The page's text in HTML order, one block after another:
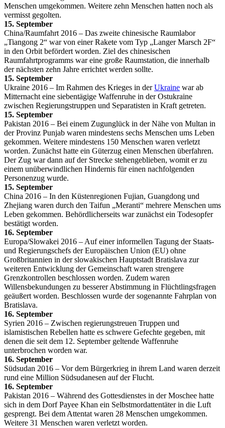
Menschen umgekommen. Weitere zehn Menschen hatten noch als
vermisst gegolten.
15. September
China/Raumfahrt 2016 – Das zweite chinesische Raumlabor
„Tiangong 2“ war von einer Rakete vom Typ „Langer Marsch 2F“
in den Orbit befördert worden. Ziel des chinesischen
Raumfahrtprogramms war eine große Raumstation, die innerhalb
der nächsten zehn Jahre errichtet werden sollte.
15. September
Ukraine 2016 – Im Rahmen des Krieges in derUkraine war ab
Mitternacht eine siebentägige Waffenruhe in der Ostukraine
zwischen Regierungstruppen und Separatisten in Kraft getreten.
15. September
Pakistan 2016 – Bei einem Zugunglück in der Nähe von Multan in
der Provinz Punjab waren mindestens sechs Menschen ums Leben
gekommen. Weitere mindestens 150 Menschen waren verletzt
worden. Zunächst hatte ein Güterzug einen Menschen überfahren.
Der Zug war dann auf der Strecke stehengeblieben, womit er zu
einem unüberwindlichen Hindernis für einen nachfolgenden
Personenzug wurde.
15. September
China 2016 – In den Küstenregionen Fujian, Guangdong und
Zhejiang waren durch den Taifun „Meranti“ mehrere Menschen ums
Leben gekommen. Behördlicherseits war zunächst ein Todesopfer
bestätigt worden.
16. September
Europa/Slowakei 2016 – Auf einer informellen Tagung der Staats-
und Regierungschefs der Europäischen Union (EU) ohne
Großbritannien in der slowakischen Hauptstadt Bratislava zur
weiteren Entwicklung der Gemeinschaft waren strengere
Grenzkontrollen beschlossen worden. Zudem waren
Willensbekundungen zu besserer Abstimmung in Flüchtlingsfragen
geäußert worden. Beschlossen wurde der sogenannte Fahrplan von
Bratislava.
16. September
Syrien 2016 – Zwischen regierungstreuen Truppen und
islamistischen Rebellen hatte es schwere Gefechte gegeben, mit
denen die seit dem 12. September geltende Waffenruhe
unterbrochen worden war.
16. September
Südsudan 2016 – Vor dem Bürgerkrieg in ihrem Land waren derzeit
rund eine Million Südsudanesen auf der Flucht.
16. September
Pakistan 2016 – Während des Gottesdienstes in der Moschee hatte
sich in dem Dorf Payee Khan ein Selbstmordattentäter in die Luft
gesprengt. Bei dem Attentat waren 28 Menschen umgekommen.
Weitere 31 Menschen waren verletzt worden.